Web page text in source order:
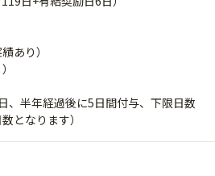
あり）
、半年経過後に5日間付与、下限日数
となります）